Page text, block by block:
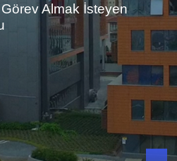
Almak İsteyen